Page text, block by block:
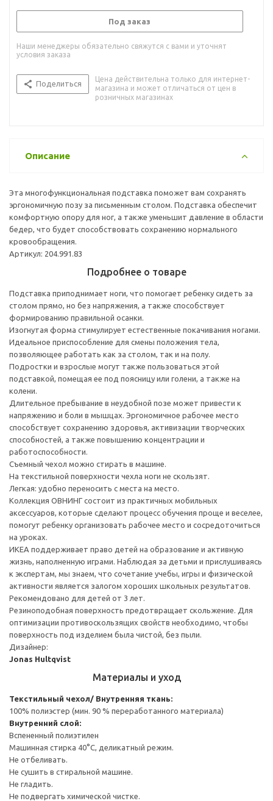
Под заказ
Наши менеджеры обязательно свяжутся с вами и уточнят
условия заказа
Поделиться
Цена действительна только для интернет-
магазина и может отличаться от цен в
розничных магазинах
Описание
Эта многофункциональная подставка поможет вам сохранять
эргономичную позу за письменным столом. Подставка обеспечит
комфортную опору для ног, а также уменьшит давление в области
бедер, что будет способствовать сохранению нормального
кровообращения.
Артикул: 204.991.83
Подробнее о товаре
Подставка приподнимает ноги, что помогает ребенку сидеть за
столом прямо, но без напряжения, а также способствует
формированию правильной осанки.
Изогнутая форма стимулирует естественные покачивания ногами.
Идеальное приспособление для смены положения тела,
позволяющее работать как за столом, так и на полу.
Подростки и взрослые могут также пользоваться этой
подставкой, помещая ее под поясницу или голени, а также на
колени.
Длительное пребывание в неудобной позе может привести к
напряжению и боли в мышцах. Эргономичное рабочее место
способствует сохранению здоровья, активизации творческих
способностей, а также повышению концентрации и
работоспособности.
Съемный чехол можно стирать в машине.
На текстильной поверхности чехла ноги не скользят.
Легкая: удобно переносить с места на место.
Коллекция ОВНИНГ состоит из практичных мобильных
аксессуаров, которые сделают процесс обучения проще и веселее,
помогут ребенку организовать рабочее место и сосредоточиться
на уроках.
ИКЕА поддерживает право детей на образование и активную
жизнь, наполненную играми. Наблюдая за детьми и прислушиваясь
к экспертам, мы знаем, что сочетание учебы, игры и физической
активности является залогом хороших школьных результатов.
Рекомендовано для детей от 3 лет.
Резиноподобная поверхность предотвращает скольжение. Для
оптимизации противоскользящих свойств необходимо, чтобы
поверхность под изделием была чистой, без пыли.
Дизайнер:
Jonas Hultqvist
Материалы и уход
Текстильный чехол/ Внутренняя ткань:
100% полиэстер (мин. 90 % переработанного материала)
Внутренний слой:
Вспененный полиэтилен
Машинная стирка 40°С, деликатный режим.
Не отбеливать.
Не сушить в стиральной машине.
Не гладить.
Не подвергать химической чистке.